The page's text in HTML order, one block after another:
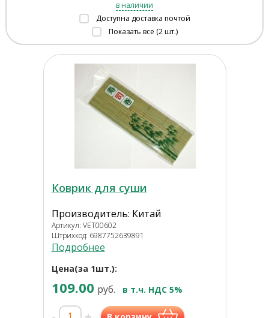
в наличии
Доступна доставка почтой
Показать все (2 шт.)
Коврик для суши
Производитель: Китай
Артикул: VET00602
Штрихкод: 6987752639891
Подробнее
Цена(за 1шт.):
109.00 руб. в т.ч. НДС 5%